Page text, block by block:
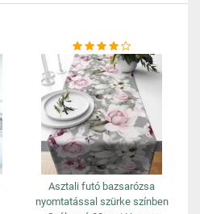
Asztali futó bazsarózsa
nyomtatással szürke színben